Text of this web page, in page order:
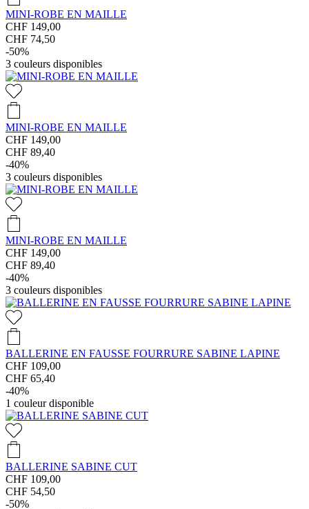
MINI-ROBE EN MAILLE
CHF 149,00
CHF 74,50
-50%
3 couleurs disponibles
MINI-ROBE EN MAILLE
CHF 149,00
CHF 89,40
-40%
3 couleurs disponibles
MINI-ROBE EN MAILLE
CHF 149,00
CHF 89,40
-40%
3 couleurs disponibles
BALLERINE EN FAUSSE FOURRURE SABINE LAPINE
CHF 109,00
CHF 65,40
-40%
1 couleur disponible
BALLERINE SABINE CUT
CHF 109,00
CHF 54,50
-50%